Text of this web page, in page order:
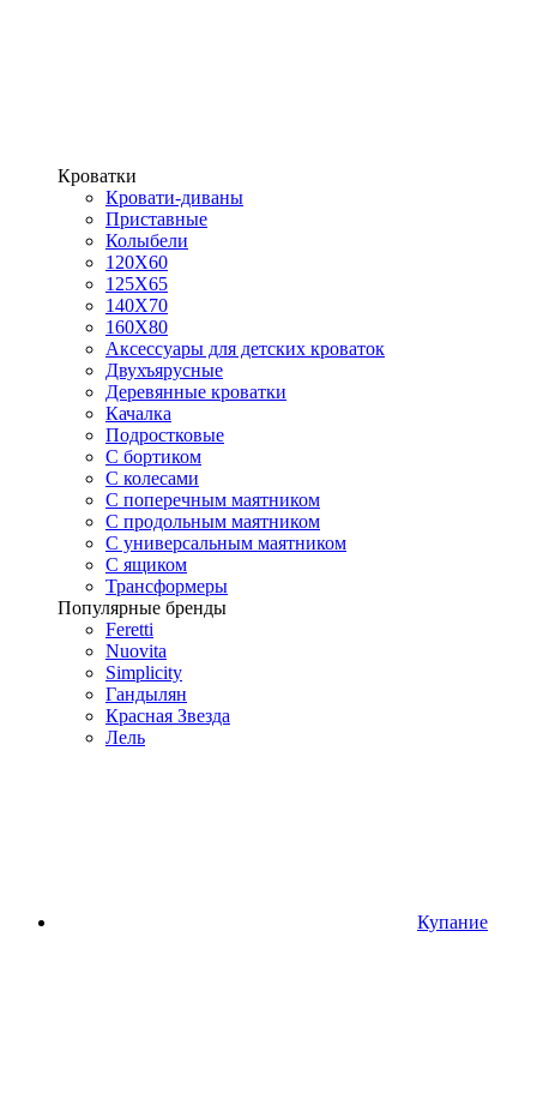
Кроватки
Кровати-диваны
Приставные
Колыбели
120Х60
125X65
140Х70
160Х80
Аксессуары для детских кроваток
Двухъярусные
Деревянные кроватки
Качалка
Подростковые
С бортиком
С колесами
С поперечным маятником
С продольным маятником
С универсальным маятником
С ящиком
Трансформеры
Популярные бренды
Feretti
Nuovita
Simplicity
Гандылян
Красная Звезда
Лель
Купание